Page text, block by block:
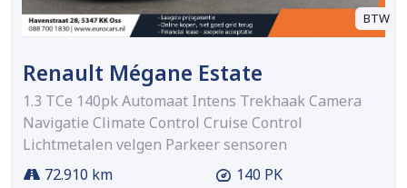
BTW
Renault Mégane Estate
1.3 TCe 140pk Automaat Intens Trekhaak Camera
Navigatie Climate Control Cruise Control
Lichtmetalen velgen Parkeer sensoren
72.910 km
140 PK